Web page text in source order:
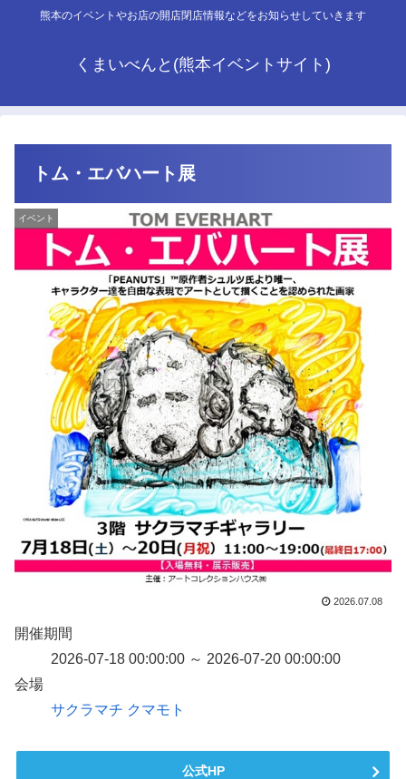
熊本のイベントやお店の開店閉店情報などをお知らせしていきます
くまいべんと(熊本イベントサイト)
トム・エバハート展
イベント
2026.07.08
開催期間
2026-07-18 00:00:00 ～ 2026-07-20 00:00:00
会場
サクラマチ クマモト
公式HP